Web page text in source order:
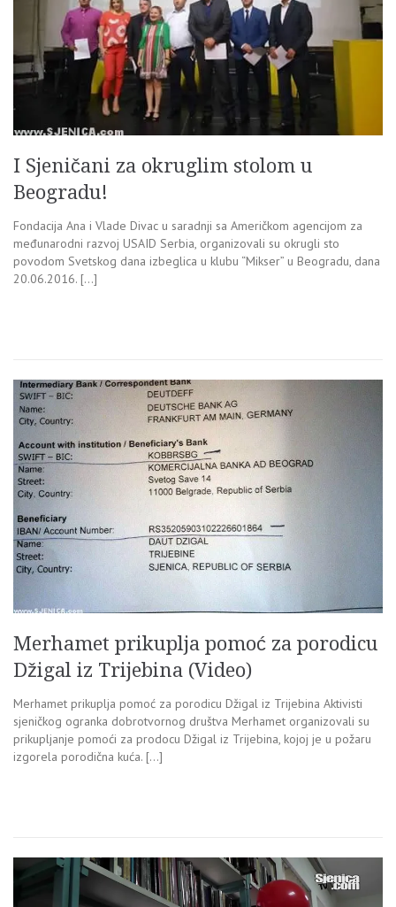
I Sjeničani za okruglim stolom u
Beogradu!
Fondacija Ana i Vlade Divac u saradnji sa Američkom agencijom za
međunarodni razvoj USAID Serbia, organizovali su okrugli sto
povodom Svetskog dana izbeglica u klubu “Mikser” u Beogradu, dana
20.06.2016. […]
Merhamet prikuplja pomoć za porodicu
Džigal iz Trijebina (Video)
Merhamet prikuplja pomoć za porodicu Džigal iz Trijebina Aktivisti
sjeničkog ogranka dobrotvornog društva Merhamet organizovali su
prikupljanje pomoći za prodocu Džigal iz Trijebina, kojoj je u požaru
izgorela porodična kuća. […]